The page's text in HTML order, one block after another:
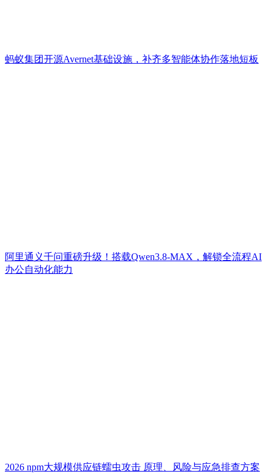
蚂蚁集团开源Avernet基础设施，补齐多智能体协作落地短板
阿里通义千问重磅升级！搭载Qwen3.8-MAX，解锁全流程AI
办公自动化能力
2026 npm大规模供应链蠕虫攻击 原理、风险与应急排查方案